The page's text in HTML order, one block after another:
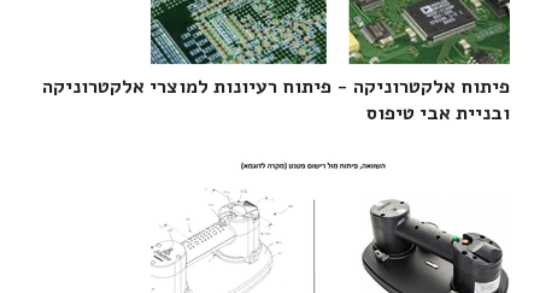
פיתוח אלקטרוניקה - פיתוח רעיונות למוצרי אלקטרוניקה
ובניית אבי טיפוס‎